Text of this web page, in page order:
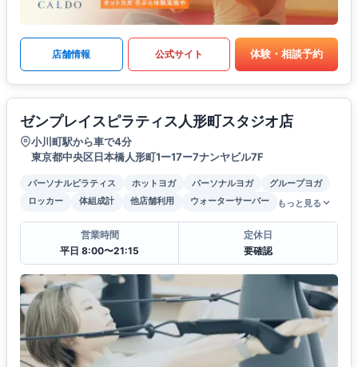
店舗情報 公式サイト 体験・相談予約
ゼンプレイスピラティス人形町スタジオ店
小川町駅から車で4分
東京都中央区日本橋人形町1ー17ー7ナンヤビル7F
パーソナルピラティス ホットヨガ パーソナルヨガ
グループヨガ
ロッカー
体組成計 他店舗利用 ウォーターサーバー もっと見る
営業時間
平日 8:00〜21:15
定休日
要確認